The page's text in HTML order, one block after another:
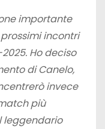
importante
incontri
Ho deciso
di Canelo,
invece
più
leggendario